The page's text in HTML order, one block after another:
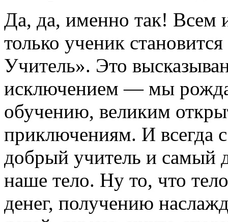
Да, да, именно так! Всем
только ученик
Учитель». Это
исключением — мы
обучению, великим
приключениям. И всегда
добрый учитель и самый
наше тело. Ну то, что
денег, получению